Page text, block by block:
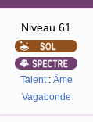
Niveau 61
Talent : Âme
Vagabonde